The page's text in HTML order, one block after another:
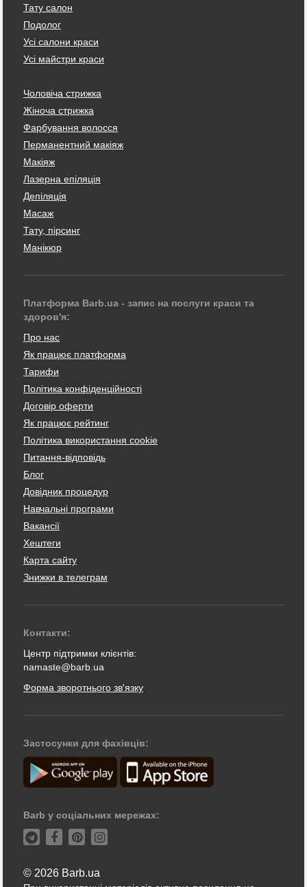
Тату салон
Подолог
Усі салони краси
Усі майстри краси
Чоловіча стрижка
Жіноча стрижка
Фарбування волосся
Перманентний макіяж
Макіяж
Лазерна епіляція
Депіляція
Масаж
Тату, пірсинг
Манікюр
Платформа Barb.ua - запис на послуги краси та
здоров'я:
Про нас
Як працює платформа
Тарифи
Політика конфіденційності
Договір оферти
Як працює рейтинг
Політика використання cookie
Питання-відповідь
Блог
Довідник процедур
Навчальні програми
Вакансії
Хештеги
Карта сайту
Знижки в телеграм
Контакти:
Центр підтримки клієнтів:
namaste@barb.ua
Форма зворотнього зв'язку
Застосунки для фахівців:
Barb у соціальних мережах:
© 2026 Barb.ua